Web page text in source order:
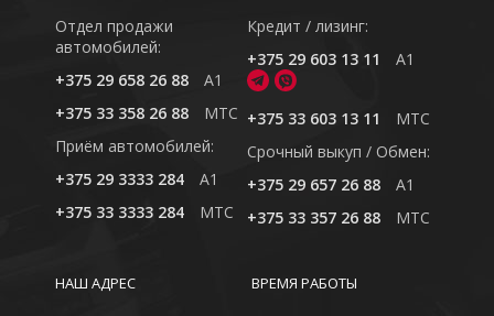
Отдел продажи
автомобилей:
+375 29 658 26 88
A1
+375 33 358 26 88
MTC
Приём автомобилей:
+375 29 3333 284
A1
+375 33 3333 284
MTC
Кредит / лизинг:
+375 29 603 13 11
A1
+375 33 603 13 11
MTC
Cрочный выкуп / Обмен:
+375 29 657 26 88
A1
+375 33 357 26 88
MTC
ВРЕМЯ РАБОТЫ
НАШ АДРЕС